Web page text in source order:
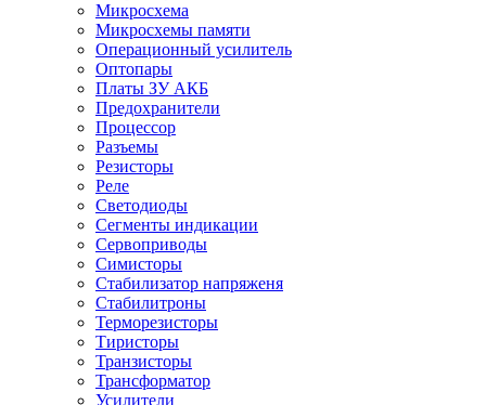
Микросхема
Микросхемы памяти
Операционный усилитель
Оптопары
Платы ЗУ АКБ
Предохранители
Процессор
Разъемы
Резисторы
Реле
Светодиоды
Сегменты индикации
Сервоприводы
Симисторы
Стабилизатор напряженя
Стабилитроны
Терморезисторы
Тиристоры
Транзисторы
Трансформатор
Усилители